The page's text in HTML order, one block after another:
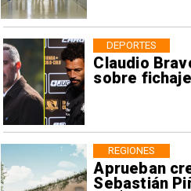
Claudio
sobre
DEPORTES
Aprueban
Sebastián
REGIONES